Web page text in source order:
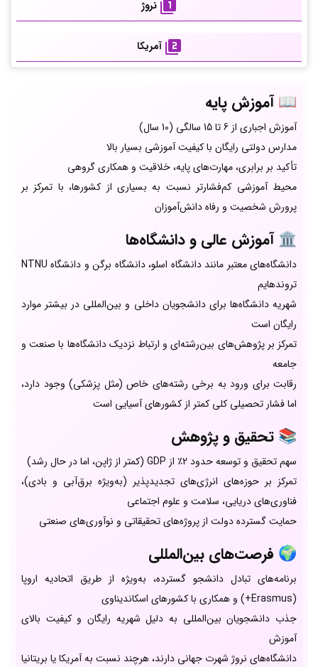
نروژ
آمریکا
📖آموزش پایه
آموزش اجباری از 6 تا 15 سالگی (10 سال)
مدارس دولتی رایگان با کیفیت آموزشی بسیار بالا
تأکید بر برابری، مهارت‌های پایه، خلاقیت و همکاری گروهی
محیط آموزشی کم‌فشارتر نسبت به بسیاری از کشورها، با تمرکز بر
پرورش شخصیت و رفاه دانش‌آموزان
🏛️آموزش عالی و دانشگاه‌ها
دانشگاه‌های معتبر مانند دانشگاه اسلو، دانشگاه برگن و دانشگاه NTNU
تروندهایم
شهریه دانشگاه‌ها برای دانشجویان داخلی و بین‌المللی در بیشتر موارد
رایگان است
تمرکز بر پژوهش‌های بین‌رشته‌ای و ارتباط نزدیک دانشگاه‌ها با صنعت و
جامعه
رقابت برای ورود به برخی رشته‌های خاص (مثل پزشکی) وجود دارد،
اما فشار تحصیلی کلی کمتر از کشورهای آسیایی است
📚 تحقیق و پژوهش
سهم تحقیق و توسعه حدود 2٪ از GDP (کمتر از ژاپن، اما در حال رشد)
تمرکز بر حوزه‌های انرژی‌های تجدیدپذیر (به‌ویژه برق‌آبی و بادی)،
فناوری‌های دریایی، سلامت و علوم اجتماعی
حمایت گسترده دولت از پروژه‌های تحقیقاتی و نوآوری‌های صنعتی
🌍 فرصت‌های بین‌المللی
برنامه‌های تبادل دانشجو گسترده، به‌ویژه از طریق اتحادیه اروپا
(Erasmus+) و همکاری با کشورهای اسکاندیناوی
جذب دانشجویان بین‌المللی به دلیل شهریه رایگان و کیفیت بالای
آموزش
دانشگاه‌های نروژ شهرت جهانی دارند، هرچند نسبت به آمریکا یا بریتانیا